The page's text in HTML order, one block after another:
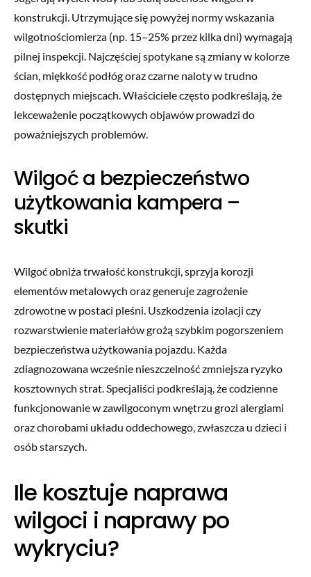
konstrukcji. Utrzymujące się powyżej normy wskazania
wilgotnościomierza (np. 15–25% przez kilka dni) wymagają
pilnej inspekcji. Najczęściej spotykane są zmiany w kolorze
ścian, miękkość podłóg oraz czarne naloty w trudno
dostępnych miejscach. Właściciele często podkreślają, że
lekceważenie początkowych objawów prowadzi do
poważniejszych problemów.
Wilgoć a bezpieczeństwo
użytkowania kampera –
skutki
Wilgoć obniża trwałość konstrukcji, sprzyja korozji
elementów metalowych oraz generuje zagrożenie
zdrowotne w postaci pleśni. Uszkodzenia izolacji czy
rozwarstwienie materiałów grożą szybkim pogorszeniem
bezpieczeństwa użytkowania pojazdu. Każda
zdiagnozowana wcześnie nieszczelność zmniejsza ryzyko
kosztownych strat. Specjaliści podkreślają, że codzienne
funkcjonowanie w zawilgoconym wnętrzu grozi alergiami
oraz chorobami układu oddechowego, zwłaszcza u dzieci i
osób starszych.
Ile kosztuje naprawa
wilgoci i naprawy po
wykryciu?